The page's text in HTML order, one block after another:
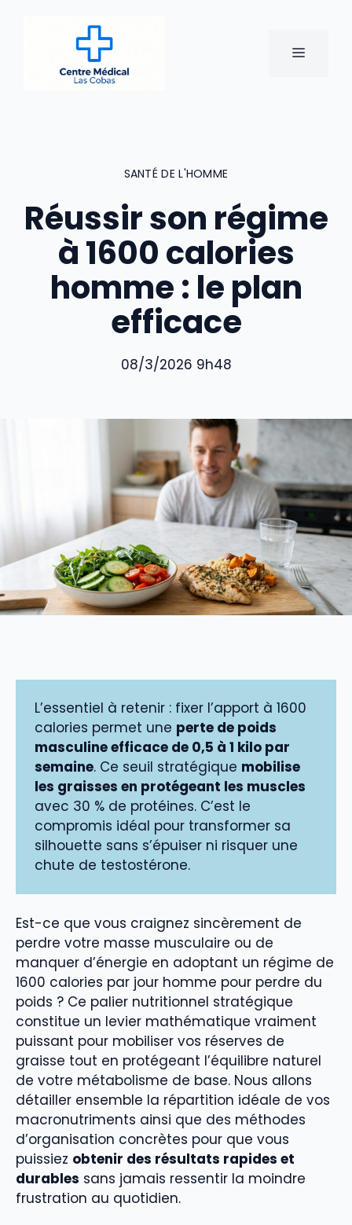
MENU
SANTÉ DE L'HOMME
Réussir son régime
à 1600 calories
homme : le plan
efficace
08/3/2026 9h48
L’essentiel à retenir : fixer l’apport à 1600
calories permet une perte de poids
masculine efficace de 0,5 à 1 kilo par
semaine. Ce seuil stratégique mobilise
les graisses en protégeant les muscles
avec 30 % de protéines. C’est le
compromis idéal pour transformer sa
silhouette sans s’épuiser ni risquer une
chute de testostérone.
Est-ce que vous craignez sincèrement de
perdre votre masse musculaire ou de
manquer d’énergie en adoptant un régime de
1600 calories par jour homme pour perdre du
poids ? Ce palier nutritionnel stratégique
constitue un levier mathématique vraiment
puissant pour mobiliser vos réserves de
graisse tout en protégeant l’équilibre naturel
de votre métabolisme de base. Nous allons
détailler ensemble la répartition idéale de vos
macronutriments ainsi que des méthodes
d’organisation concrètes pour que vous
puissiez obtenir des résultats rapides et
durables sans jamais ressentir la moindre
frustration au quotidien.